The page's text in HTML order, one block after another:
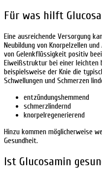
Für was hilft
Eine ausreichende Versorgung
Neubildung von Knorpelzellen
von Gelenkflüssigkeit positiv
Eiweißstruktur bei einer
beispielsweise der Knie die
Schwellungen und Schmerzen
entzündungshemmend
schmerzlindernd
knorpelregenerierend
Hinzu kommen möglicherweise
Gesundheit.
Ist Glucosamin